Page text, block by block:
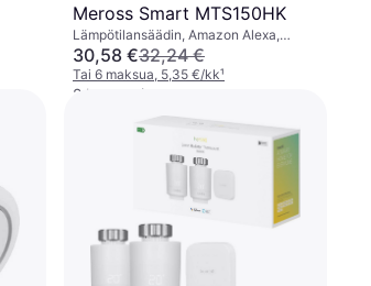
Meross Smart MTS150HK
Lämpötilansäädin, Amazon Alexa,
Google Assistant, Apple Siri
30,58 €32,24 €
Tai 6 maksua, 5,35 €/kk¹
2 kauppoja